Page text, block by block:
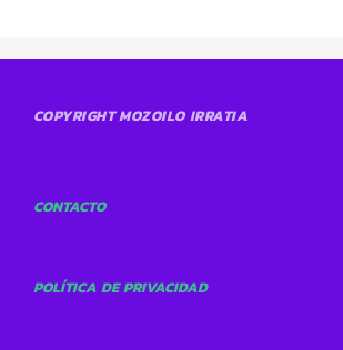
COPYRIGHT MOZOILO IRRATIA
CONTACTO
POLÍTICA DE PRIVACIDAD